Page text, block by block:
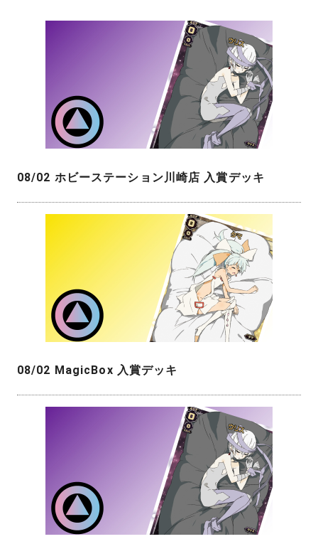
08/02 ホビーステーション川崎店 入賞デッキ
08/02 MagicBox 入賞デッキ